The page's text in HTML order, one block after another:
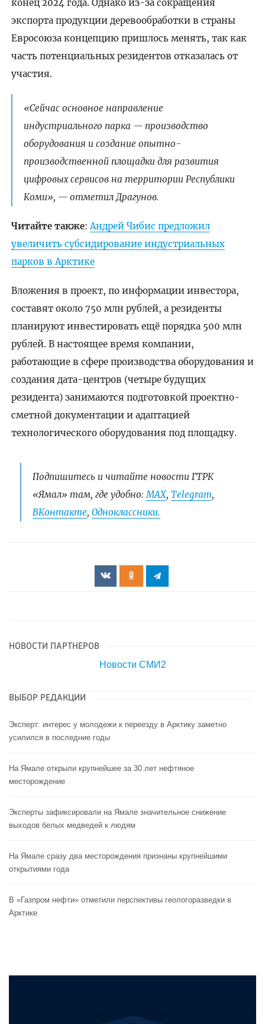
конец 2024 года. Однако из-за сокращения
экспорта продукции деревообработки в страны
Евросоюза концепцию пришлось менять, так как
часть потенциальных резидентов отказалась от
участия.
«Сейчас основное направление
индустриального парка — производство
оборудования и создание опытно-
производственной площадки для развития
цифровых сервисов на территории Республики
Коми», — отметил Драгунов.
Читайте также: Андрей Чибис предложил
увеличить субсидирование индустриальных
парков в Арктике
Вложения в проект, по информации инвестора,
составят около 750 млн рублей, а резиденты
планируют инвестировать ещё порядка 500 млн
рублей. В настоящее время компании,
работающие в сфере производства оборудования и
создания дата-центров (четыре будущих
резидента) занимаются подготовкой проектно-
сметной документации и адаптацией
технологического оборудования под площадку.
Подпишитесь и читайте новости ГТРК
«Ямал» там, где удобно:МАХ, Telegram,
ВКонтакте, Одноклассники.
НОВОСТИ ПАРТНЕРОВ
Новости СМИ2
ВЫБОР РЕДАКЦИИ
Эксперт: интерес у молодежи к переезду в Арктику заметно
усилился в последние годы
На Ямале открыли крупнейшее за 30 лет нефтяное
месторождение
Эксперты зафиксировали на Ямале значительное снижение
выходов белых медведей к людям
На Ямале сразу два месторождения признаны крупнейшими
открытиями года
В «Газпром нефти» отметили перспективы геологоразведки в
Арктике